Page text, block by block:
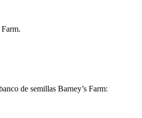
de semillas Barney’s Farm: